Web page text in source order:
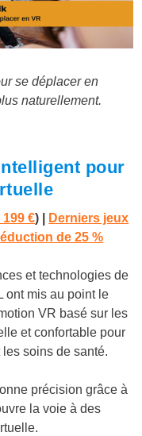
se déplacer en
naturellement.
pour
199 €)
Derniers jeux
de 25 %
et technologies de
ont mis au point le
VR basé sur les
et confortable pour
soins de santé.
précision grâce à
la voie à des